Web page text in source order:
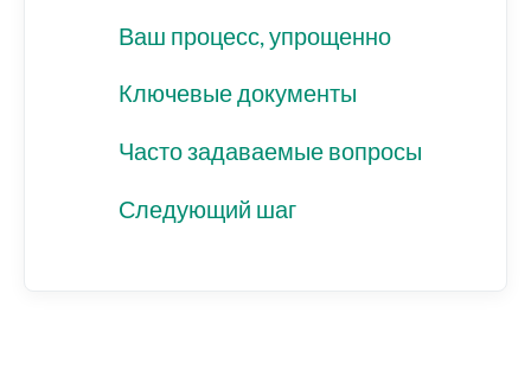
Ваш процесс, упрощенно
Ключевые документы
Часто задаваемые вопросы
Следующий шаг